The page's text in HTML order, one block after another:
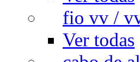
fio vv /
Ver todas